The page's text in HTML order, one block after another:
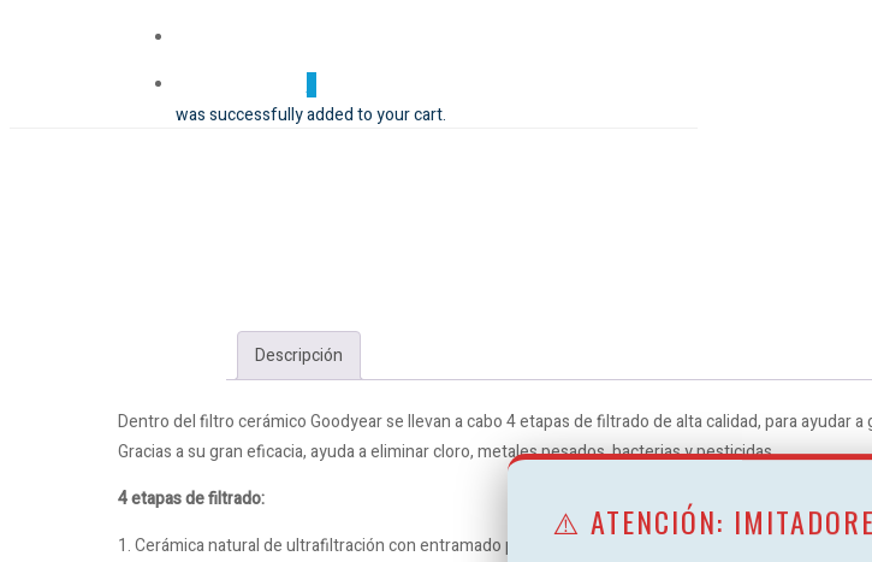
was successfully added to your cart.
Descripción
Dentro del filtro cerámico Goodyear se llevan a cabo 4 etapas de filtrado de alta calidad, para
Gracias a su gran eficacia, ayuda a eliminar cloro, metales pesados, bacterias y pesticidas.
4 etapas de filtrado:
1. Cerámica natural de ultrafiltración con entramado poroso de 0,5 micras · Retiene el 99,90% de las
⚠️ ATENCIÓN: